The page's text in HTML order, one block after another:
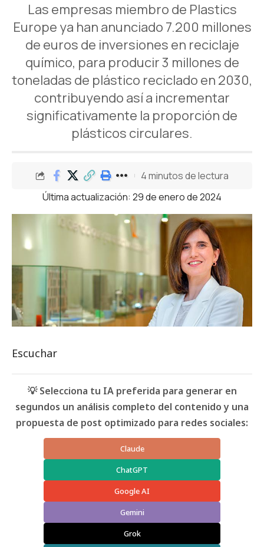
Las empresas miembro de Plastics
Europe ya han anunciado 7.200 millones
de euros de inversiones en reciclaje
químico, para producir 3 millones de
toneladas de plástico reciclado en 2030,
contribuyendo así a incrementar
significativamente la proporción de
plásticos circulares.
Última actualización: 29 de enero de 2024
4 minutos de lectura
Escuchar
💡 Selecciona tu IA preferida para generar en
segundos un análisis completo del contenido y una
propuesta de post optimizado para redes sociales:
Claude
ChatGPT
Google AI
Gemini
Grok